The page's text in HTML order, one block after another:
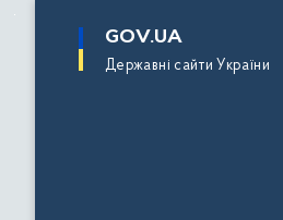
основного
GOV.UA
Державні сайти України